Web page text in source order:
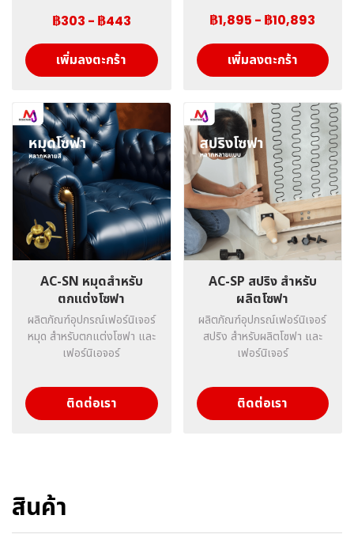
฿303 - ฿443
เพิ่มลงตะกร้า
฿1,895 - ฿10,893
เพิ่มลงตะกร้า
AC-SN หมุดสำหรับ
ตกแต่งโซฟา
ผลิตภัณฑ์อุปกรณ์เฟอร์นิเจอร์
หมุด สำหรับตกแต่งโซฟา และ
เฟอร์นิเอจอร์
ติดต่อเรา
AC-SP สปริง สำหรับ
ผลิตโซฟา
ผลิตภัณฑ์อุปกรณ์เฟอร์นิเจอร์
สปริง สำหรับผลิตโซฟา และ
เฟอร์นิเจอร์
ติดต่อเรา
สินค้า